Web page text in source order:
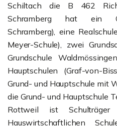
Schiltach die B 462
Schramberg hat ein
Schramberg), eine
Meyer-Schule), zwei
Grundschule
Hauptschulen (Graf-von-
Grund- und Hauptschule mit
die Grund- und Hauptschule
Rottweil ist
Hauswirtschaftlichen